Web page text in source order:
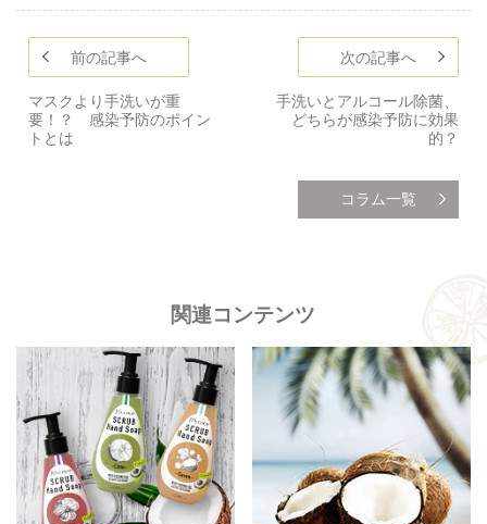
前の記事へ
マスクより手洗いが重
要！？ 感染予防のポイン
トとは
次の記事へ
手洗いとアルコール除菌、
どちらが感染予防に効果
的？
コラム一覧
関連コンテンツ